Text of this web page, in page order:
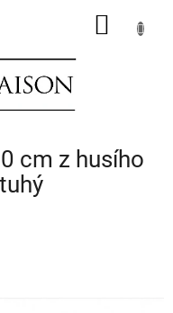
cm z husího